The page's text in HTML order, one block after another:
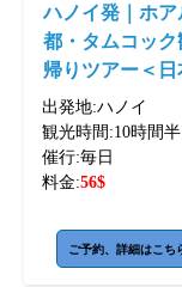
ハノイ発｜ホア
都・タムコック
帰りツアー＜日
イド・ホテル送
食付き＞
出発地:ハノイ
観光時間:10時間半
催行:毎日
料金:56$
ご予約、詳細はこち